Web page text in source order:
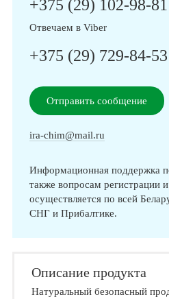
+375 (29) 102-98-81
Отвечаем в Viber
+375 (29) 729-84-53
Отправить сообщение
ira-chim@mail.ru
Информационная поддержка
также вопросам регистрации
осуществляется по всей
СНГ и Прибалтике.
Описание продукта
Натуральный безопасный